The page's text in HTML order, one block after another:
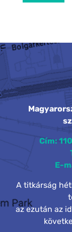
Cím:
E-
A titkárság
az ezután az